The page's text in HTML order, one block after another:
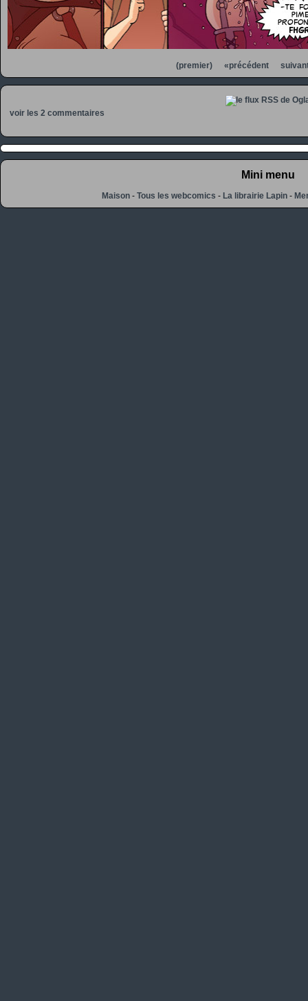
(premier) «précédent
voir les 2 commentaires
Mini menu
Maison -Tous les webcomics -La librairie Lapin -